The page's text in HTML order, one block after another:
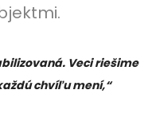
Veci riešime
chvíľu mení,“